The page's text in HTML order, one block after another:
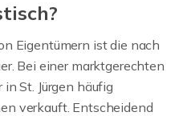
Eigentümern ist die nach
Bei einer marktgerechten
St. Jürgen häufig
verkauft. Entscheidend